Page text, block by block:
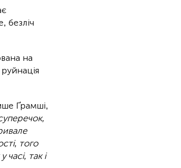
безліч
на
Ґрамші,
того
так і